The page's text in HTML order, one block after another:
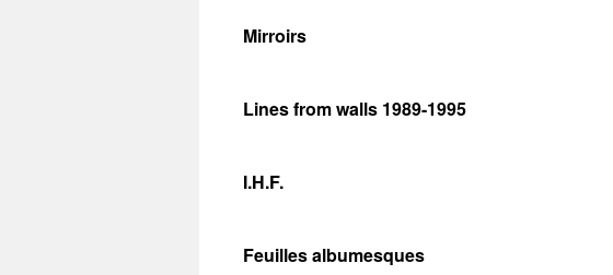
Mirroirs
Lines from walls 1989-1995
I.H.F.
Feuilles albumesques